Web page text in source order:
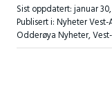
Sist oppdatert:januar
Publisert i:Nyheter
Odderøya Nyheter,